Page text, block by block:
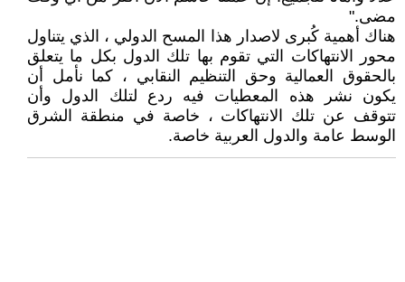
مضى."
هناك أهمية كُبرى لاصدار هذا المسح الدولي ، الذي يتناول
محور الانتهاكات التي تقوم بها تلك الدول بكل ما يتعلق
بالحقوق العمالية وحق التنظيم النقابي ، كما نأمل أن
يكون نشر هذه المعطيات فيه ردع لتلك الدول وأن
تتوقف عن تلك الانتهاكات ، خاصة في منطقة الشرق
الوسط عامة والدول العربية خاصة.